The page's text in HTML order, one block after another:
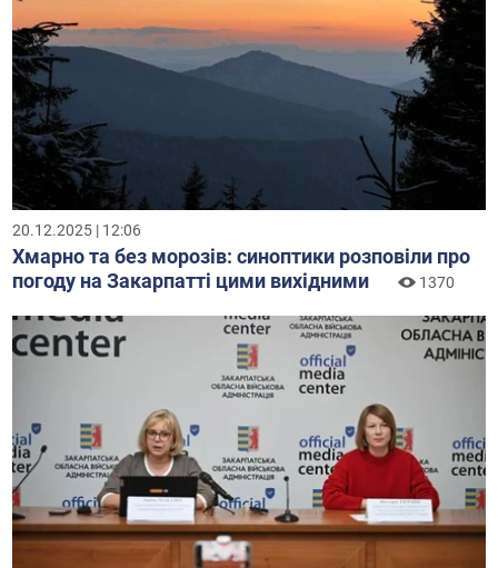
20.12.2025 | 12:06
Хмарно та без морозів: синоптики розповіли про
погоду на Закарпатті цими вихідними
1370